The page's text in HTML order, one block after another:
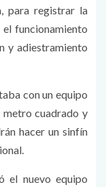
para registrar la
funcionamiento
y adiestramiento
con un equipo
cuadrado y
hacer un sinfín
el nuevo equipo